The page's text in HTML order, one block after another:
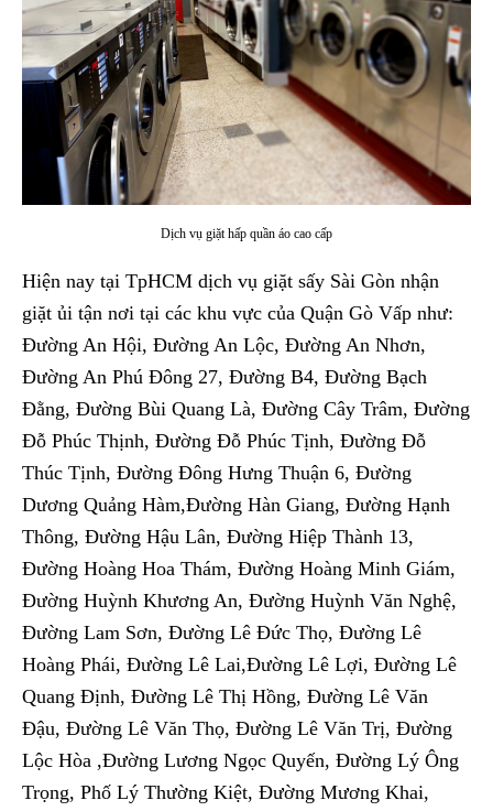
Dịch vụ giặt hấp quần áo cao cấp
Hiện nay tại TpHCM dịch vụ giặt sấy Sài Gòn nhận
giặt ủi tận nơi tại các khu vực của Quận Gò Vấp như:
Đường An Hội, Đường An Lộc, Đường An Nhơn,
Đường An Phú Đông 27, Đường B4, Đường Bạch
Đằng, Đường Bùi Quang Là, Đường Cây Trâm, Đường
Đỗ Phúc Thịnh, Đường Đỗ Phúc Tịnh, Đường Đỗ
Thúc Tịnh, Đường Đông Hưng Thuận 6, Đường
Dương Quảng Hàm,Đường Hàn Giang, Đường Hạnh
Thông, Đường Hậu Lân, Đường Hiệp Thành 13,
Đường Hoàng Hoa Thám, Đường Hoàng Minh Giám,
Đường Huỳnh Khương An, Đường Huỳnh Văn Nghệ,
Đường Lam Sơn, Đường Lê Đức Thọ, Đường Lê
Hoàng Phái, Đường Lê Lai,Đường Lê Lợi, Đường Lê
Quang Định, Đường Lê Thị Hồng, Đường Lê Văn
Đậu, Đường Lê Văn Thọ, Đường Lê Văn Trị, Đường
Lộc Hòa ,Đường Lương Ngọc Quyến, Đường Lý Ông
Trọng, Phố Lý Thường Kiệt, Đường Mương Khai,